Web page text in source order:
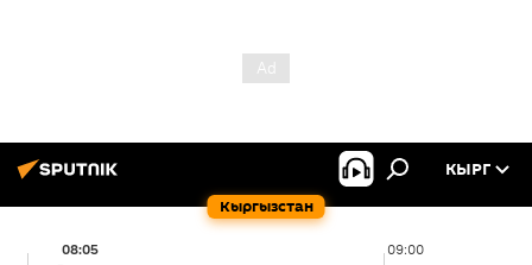
Кыргызстан
КЫРГ
09:00
08:05